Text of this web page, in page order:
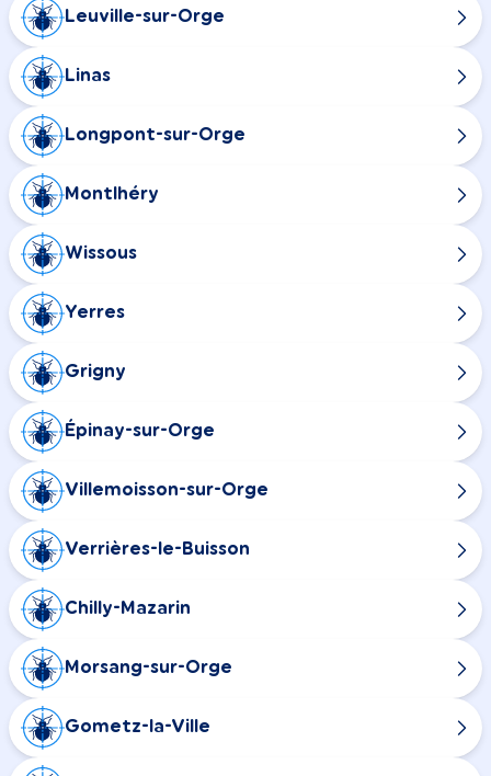
Leuville-sur-Orge
Linas
Longpont-sur-Orge
Montlhéry
Wissous
Yerres
Grigny
Épinay-sur-Orge
Villemoisson-sur-Orge
Verrières-le-Buisson
Chilly-Mazarin
Morsang-sur-Orge
Gometz-la-Ville